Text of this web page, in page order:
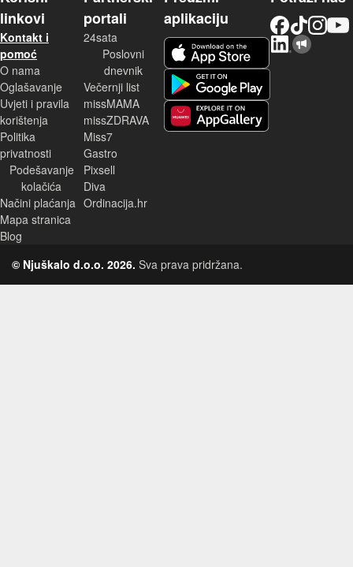
linkovi
Kontakt i
pomoć
O nama
Oglašavanje
Uvjeti i pravila
korištenja
Politika
privatnosti
Podešavanje
kolačića
Načini plaćanja
Mapa stranica
Blog
portali
24sata
Poslovni
dnevnik
Večernji list
missMAMA
missZDRAVA
Miss7
Gastro
Pixsell
Diva
Ordinacija.hr
aplikaciju
© Njuškalo d.o.o. 2026. Sva prava pridržana.